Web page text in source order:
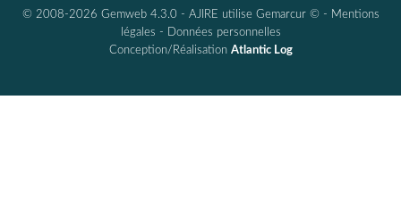
© 2008-2026 Gemweb 4.3.0 - AJIRE utilise Gemarcur © - Mentions
légales - Données personnelles
Conception/Réalisation Atlantic Log